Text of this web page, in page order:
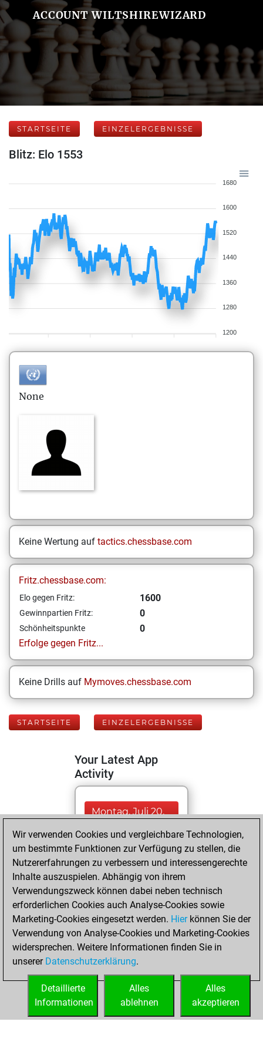
ACCOUNT WILTSHIREWIZARD
STARTSEITE EINZELERGEBNISSE
Blitz: Elo 1553
1680
1600
1520
1440
1360
1280
1200
None
Keine Wertung auf tactics.chessbase.com
Fritz.chessbase.com:
Elo gegen Fritz: 1600
Gewinnpartien Fritz: 0
Schönheitspunkte
0
Erfolge gegen Fritz...
Keine Drills auf Mymoves.chessbase.com
STARTSEITE EINZELERGEBNISSE
Your Latest App
Activity
Montag, Juli 20,
You played 400
blitz games
Play
You scored
+201 =7 -192 in blitz
Samstag, Juni 18,
2022
You created
your Fritz account
Wir verwenden Cookies und vergleichbare Technologien,
um bestimmte Funktionen zur Verfügung zu stellen, die
Nutzererfahrungen zu verbessern und interessengerechte
Inhalte auszuspielen. Abhängig von ihrem
Verwendungszweck können dabei neben technisch
erforderlichen Cookies auch Analyse-Cookies sowie
Marketing-Cookies eingesetzt werden. Hierkönnen Sie der
Verwendung von Analyse-Cookies und Marketing-Cookies
widersprechen. Weitere Informationen finden Sie in
unserer Datenschutzerklärung.
Alles
akzeptieren
Alles
ablehnen
Detaillierte
Informationen